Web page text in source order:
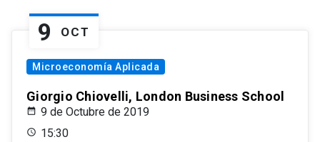
9 OCT
Microeconomía Aplicada
Giorgio Chiovelli, London Business School
9 de Octubre de 2019
15:30